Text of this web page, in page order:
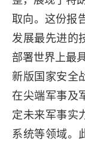
取向。这份报
发展最先进的
部署世界上最
新版国家安全
在尖端军事及
定未来军事实
系统等领域。